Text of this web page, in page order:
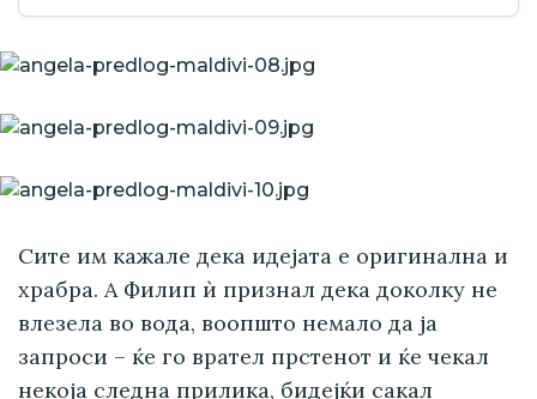
Сите им кажале дека идејата е оригинална и
храбра. А Филип ѝ признал дека доколку не
влезела во вода, воопшто немало да ја
запроси – ќе го врател прстенот и ќе чекал
некоја следна прилика, бидејќи сакал